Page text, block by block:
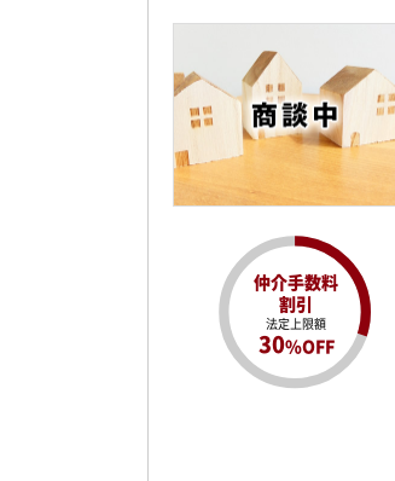
仲介手数料
割引
法定上限額
30%OFF